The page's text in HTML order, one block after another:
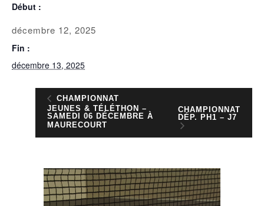
Début :
décembre 12, 2025
Fin :
décembre 13, 2025
CHAMPIONNAT
JEUNES & TÉLÉTHON –
SAMEDI 06 DÉCEMBRE À
MAURECOURT
CHAMPIONNAT
DÉP. PH1 – J7